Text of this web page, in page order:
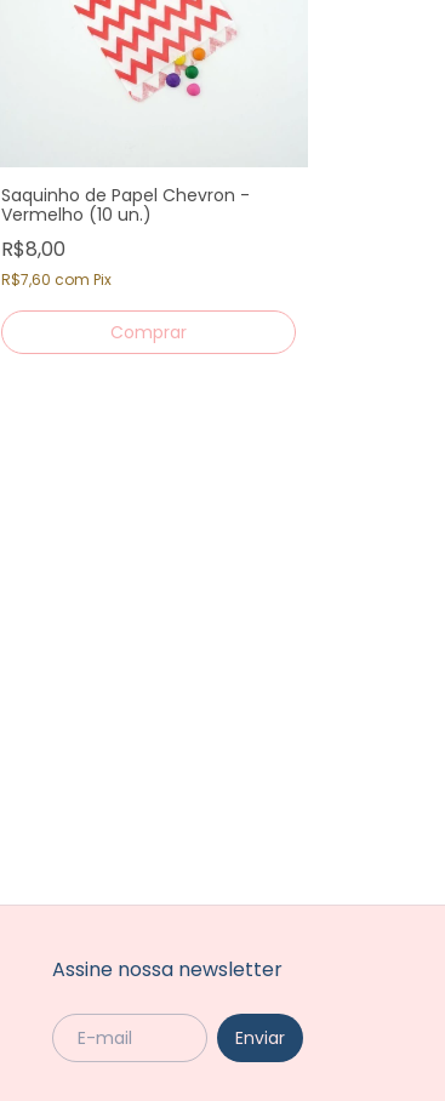
Saquinho de Papel Chevron -
Vermelho (10 un.)
R$8,00
R$7,60 com Pix
Assine nossa newsletter